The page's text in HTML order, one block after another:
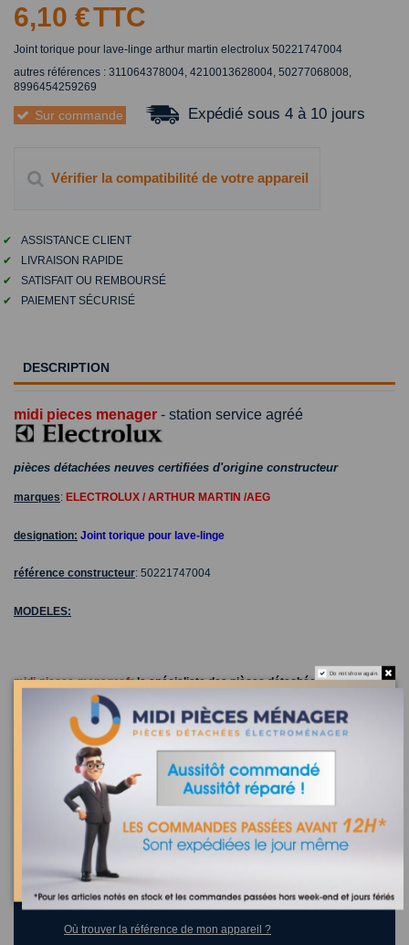
6,10 €TTC
Joint torique pour lave-linge arthur martin electrolux 50221747004
autres références : 311064378004, 4210013628004, 50277068008,
8996454259269
Sur commande Expédié sous 4 à 10 jours
Vérifier la compatibilité de votre appareil
✔
ASSISTANCE CLIENT
✔
LIVRAISON RAPIDE
✔
SATISFAIT OU REMBOURSÉ
✔
PAIEMENT SÉCURISÉ
DESCRIPTION
midi pieces menager - station service agréé
pièces détachées neuves certifiées d'origine constructeur
marques: ELECTROLUX / ARTHUR MARTIN /AEG
designation: Joint torique pour lave-linge
référence constructeur: 50221747004
MODELES:
midi-pieces-menager.frle spécialiste des pièces détachées et
accessoire depuis 1965
réparateur agréé sud de france pour CASINO - CARREFOUR -
CONFORAMA - HYPER U - BUT - BOULANGER - LECLERC -
ELECTRODEPOT
Joint torique pour lave-linge arthur martin electrolux
50221747004
Recherchez la référence de votre appareil dans la liste
ci-dessous
Où trouver la référence de mon appareil ?
Do not show again.